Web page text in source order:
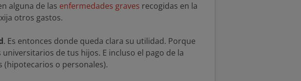
alguna de las enfermedades graves recogidas en la
otros gastos.
. Es entonces donde queda clara su utilidad. Porque
de tus hijos. E incluso el pago de la
(hipotecarios o personales).